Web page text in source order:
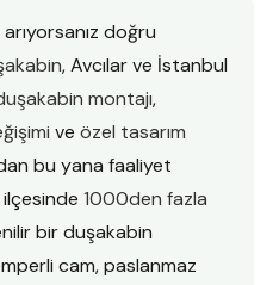
arıyorsanız doğru
, Avcılar ve İstanbul
montajı,
ve özel tasarım
bu yana faaliyet
1000den fazla
bir duşakabin
cam, paslanmaz